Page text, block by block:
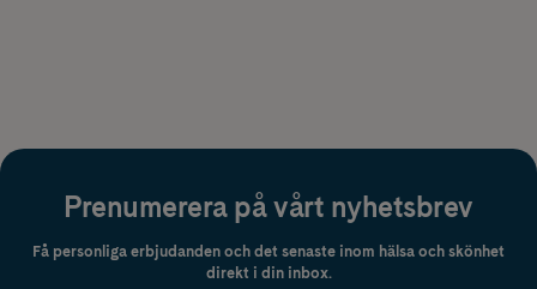
Prenumerera på vårt nyhetsbrev
Få personliga erbjudanden och det senaste inom hälsa och skönhet
direkt i din inbox.